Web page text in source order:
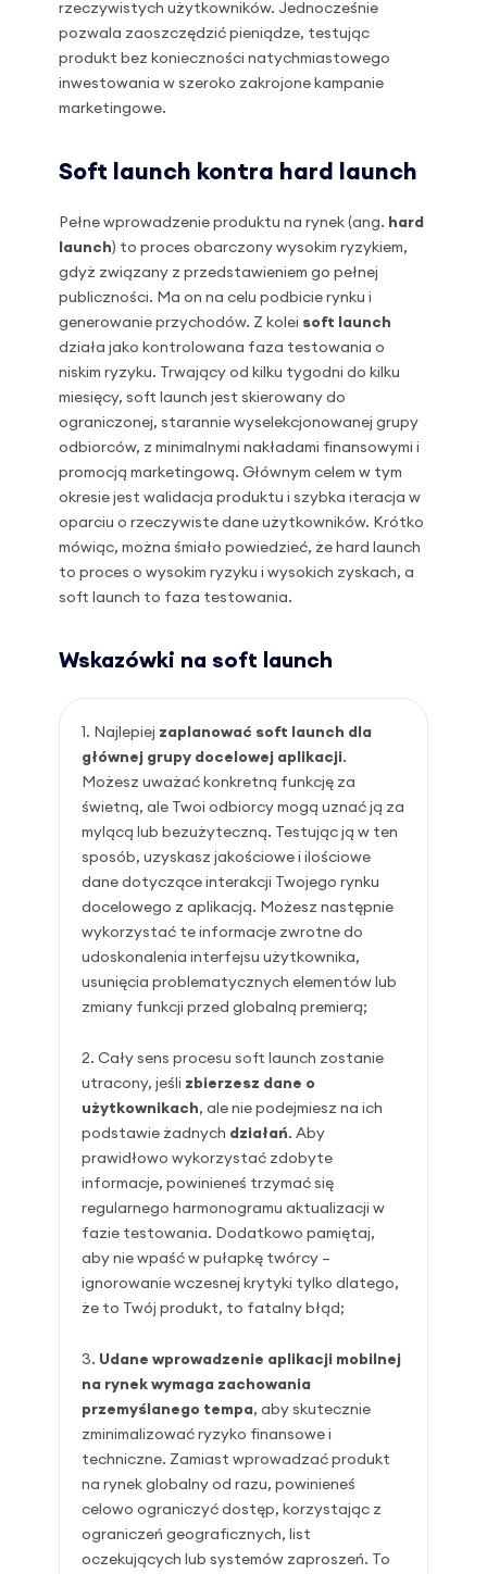
rzeczywistych użytkowników. Jednocześnie
pozwala zaoszczędzić pieniądze, testując
produkt bez konieczności natychmiastowego
inwestowania w szeroko zakrojone kampanie
marketingowe.
Soft launch kontra hard launch
Pełne wprowadzenie produktu na rynek (ang. hard
launch) to proces obarczony wysokim ryzykiem,
gdyż związany z przedstawieniem go pełnej
publiczności. Ma on na celu podbicie rynku i
generowanie przychodów. Z kolei soft launch
działa jako kontrolowana faza testowania o
niskim ryzyku. Trwający od kilku tygodni do kilku
miesięcy, soft launch jest skierowany do
ograniczonej, starannie wyselekcjonowanej grupy
odbiorców, z minimalnymi nakładami finansowymi i
promocją marketingową. Głównym celem w tym
okresie jest walidacja produktu i szybka iteracja w
oparciu o rzeczywiste dane użytkowników. Krótko
mówiąc, można śmiało powiedzieć, że hard launch
to proces o wysokim ryzyku i wysokich zyskach, a
soft launch to faza testowania.
Wskazówki na soft launch
Najlepiej zaplanować soft launch dla
głównej grupy docelowej aplikacji.
Możesz uważać konkretną funkcję za
świetną, ale Twoi odbiorcy mogą uznać ją za
mylącą lub bezużyteczną. Testując ją w ten
sposób, uzyskasz jakościowe i ilościowe
dane dotyczące interakcji Twojego rynku
docelowego z aplikacją. Możesz następnie
wykorzystać te informacje zwrotne do
udoskonalenia interfejsu użytkownika,
usunięcia problematycznych elementów lub
zmiany funkcji przed globalną premierą;
Cały sens procesu soft launch zostanie
utracony, jeśli zbierzesz dane o
użytkownikach, ale nie podejmiesz na ich
podstawie żadnych działań. Aby
prawidłowo wykorzystać zdobyte
informacje, powinieneś trzymać się
regularnego harmonogramu aktualizacji w
fazie testowania. Dodatkowo pamiętaj,
aby nie wpaść w pułapkę twórcy –
ignorowanie wczesnej krytyki tylko dlatego,
że to Twój produkt, to fatalny błąd;
Udane wprowadzenie aplikacji mobilnej
na rynek wymaga zachowania
przemyślanego tempa, aby skutecznie
zminimalizować ryzyko finansowe i
techniczne. Zamiast wprowadzać produkt
na rynek globalny od razu, powinieneś
celowo ograniczyć dostęp, korzystając z
ograniczeń geograficznych, list
oczekujących lub systemów zaproszeń. To